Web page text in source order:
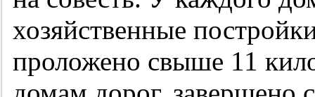
хозяйственные
проложено свыше 11